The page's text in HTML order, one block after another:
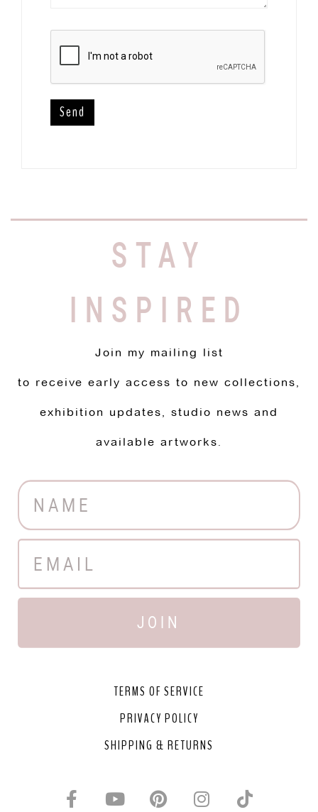
STAY
INSPIRED
Join my mailing list
to receive early access to new collections,
exhibition updates, studio news and
available artworks.
JOIN
TERMS OF SERVICE
PRIVACY POLICY
SHIPPING & RETURNS